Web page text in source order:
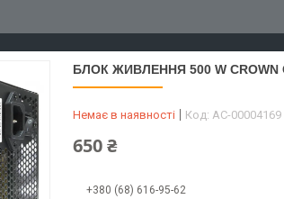
БЛОК ЖИВЛЕННЯ 500 W CROWN
Немає в наявності Код: AC-00004169
650 ₴
+380 (68) 616-95-62